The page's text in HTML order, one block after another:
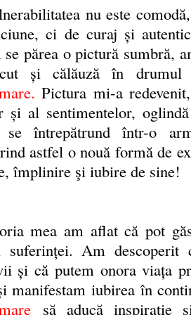
nu este
ci de curaj și
părea o pictură sumbră,
și călăuză în drumul
. Pictura mi-a
și al sentimentelor,
se întrepătrund într-o
astfel o nouă formă de
împlinire şi iubire de sine!
mea am aflat că pot
suferinței. Am
și că putem onora viaţa
manifestam iubirea în
să aducă inspirație